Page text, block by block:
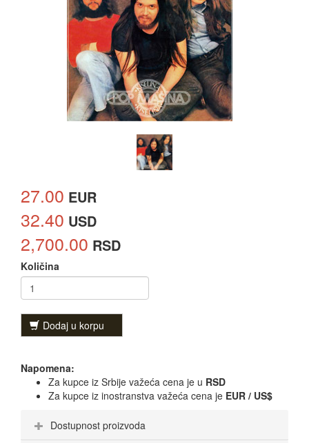
27.00 EUR
32.40 USD
2,700.00 RSD
Količina
Dodaj u korpu
Napomena:
Za kupce iz Srbije važeća cena je u RSD
Za kupce iz inostranstva važeća cena je EUR / US$
Dostupnost proizvoda